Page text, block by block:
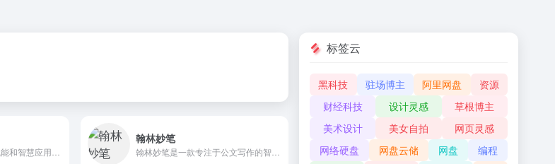
翰林妙笔
翰林妙笔是一款专注于公文写作的智能AI创作平台，提供全面的写作、校对、润色及模板服务。无论是公职人员、事业单位、国企人员、还是医院、学校等机构，笔墨公文都能帮助您高效完...
标签云
黑科技 驻场博主 阿里网盘
资源
财经科技
设计灵感
草根博主
美术设计
美女自拍
网页灵感
网络硬盘
网盘云储 网盘
编程